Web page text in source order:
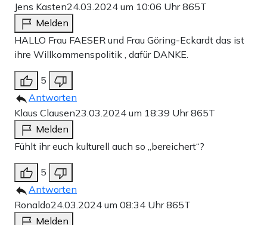
Jens Kasten24.03.2024 um 10:06 Uhr865T
Melden
HALLO Frau FAESER und Frau Göring-Eckardt das ist
ihre Willkommenspolitik , dafür DANKE.
5
Antworten
Klaus Clausen23.03.2024 um 18:39 Uhr865T
Melden
Fühlt ihr euch kulturell auch so „bereichert“?
5
Antworten
Ronaldo24.03.2024 um 08:34 Uhr865T
Melden